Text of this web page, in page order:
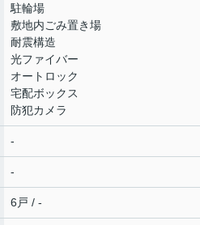
駐輪場
敷地内ごみ置き場
耐震構造
光ファイバー
オートロック
宅配ボックス
防犯カメラ
-
-
6戸 / -